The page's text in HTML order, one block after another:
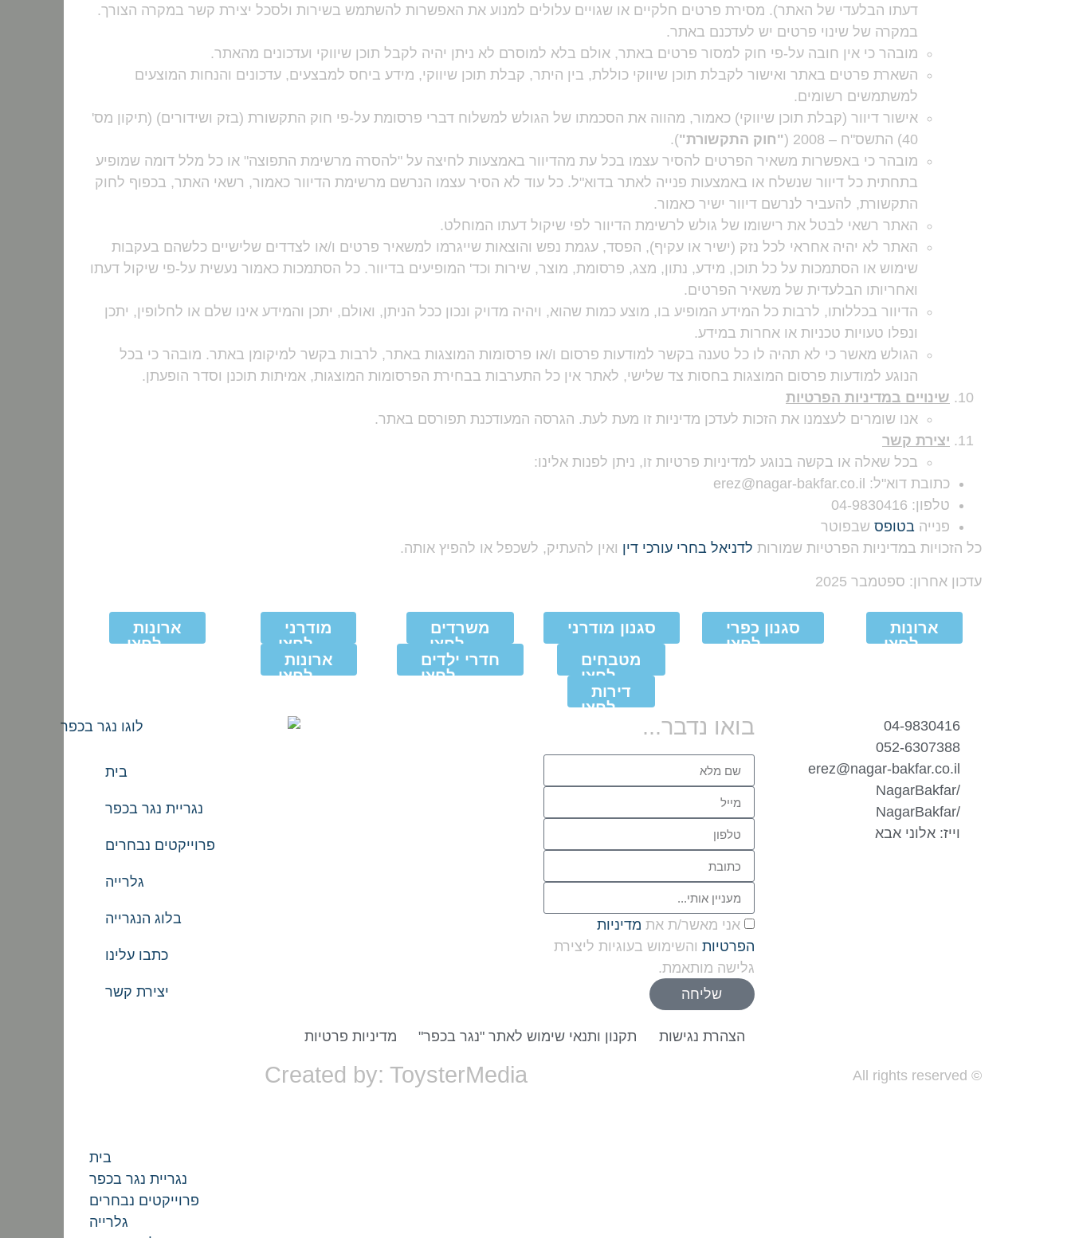
דעתו הבלעדי של האתר). מסירת פרטים חלקיים או שגויים עלולים למנוע את האפשרות להשתמש בשירות ולסכל יצירת קשר במקרה הצורך.
במקרה של שינוי פרטים יש לעדכנם באתר.
מובהר כי אין חובה על-פי חוק למסור פרטים באתר, אולם בלא למוסרם לא ניתן יהיה לקבל תוכן שיווקי ועדכונים מהאתר.
השארת פרטים באתר ואישור לקבלת תוכן שיווקי כוללת, בין היתר, קבלת תוכן שיווקי, מידע ביחס למבצעים, עדכונים והנחות המוצעים
למשתמשים רשומים.
אישור דיוור (קבלת תוכן שיווקי) כאמור, מהווה את הסכמתו של הגולש למשלוח דברי פרסומת על-פי חוק התקשורת (בזק ושידורים) (תיקון מס'
40) התשס"ח – 2008 (
"חוק התקשורת").
מובהר כי באפשרות משאיר הפרטים להסיר עצמו בכל עת מהדיוור באמצעות לחיצה על "להסרה מרשימת התפוצה" או כל מלל דומה שמופיע
בתחתית כל דיוור שנשלח או באמצעות פנייה לאתר בדוא"ל. כל עוד לא הסיר עצמו הנרשם מרשימת הדיוור כאמור, רשאי האתר, בכפוף לחוק
התקשורת, להעביר לנרשם דיוור ישיר כאמור.
האתר רשאי לבטל את רישומו של גולש לרשימת הדיוור לפי שיקול דעתו המוחלט.
האתר לא יהיה אחראי לכל נזק (ישיר או עקיף), הפסד, עגמת נפש והוצאות שייגרמו למשאיר פרטים ו/או לצדדים שלישיים כלשהם בעקבות
שימוש או הסתמכות על כל תוכן, מידע, נתון, מצג, פרסומת, מוצר, שירות וכד' המופיעים בדיוור. כל הסתמכות כאמור נעשית על-פי שיקול דעתו
ואחריותו הבלעדית של משאיר הפרטים.
הדיוור בכללותו, לרבות כל המידע המופיע בו, מוצע כמות שהוא, ויהיה מדויק ונכון ככל הניתן, ואולם, יתכן והמידע אינו שלם או לחלופין, יתכן
ונפלו טעויות טכניות או אחרות במידע.
הגולש מאשר כי לא תהיה לו כל טענה בקשר למודעות פרסום ו/או פרסומות המוצגות באתר, לרבות בקשר למיקומן באתר. מובהר כי בכל
הנוגע למודעות פרסום המוצגות בחסות צד שלישי, לאתר אין כל התערבות בבחירת הפרסומות המוצגות, אמיתות תוכנן וסדר הופעתן.
שינויים במדיניות הפרטיות
אנו שומרים לעצמנו את הזכות לעדכן מדיניות זו מעת לעת. הגרסה המעודכנת תפורסם באתר.
יצירת קשר
בכל שאלה או בקשה בנוגע למדיניות פרטיות זו, ניתן לפנות אלינו:
כתובת דוא"ל: erez@nagar-bakfar.co.il
טלפון: 04-9830416
פנייה בטופס שבפוטר
כל הזכויות במדיניות הפרטיות שמורות לדניאל בחרי עורכי דין ואין להעתיק, לשכפל או להפיץ אותה.
עדכון אחרון: ספטמבר 2025
ארונות
לחצו
סגנון כפרי
לחצו
סגנון מודרני
לחצו לצפייה
בעבודות
מטבחים
לחצו
לצפייה
בעבודות
דירות
לחצו
משרדים
לחצו
לצפייה
בעבודות
חדרי ילדים
לחצו
מודרני
לחצו
לצפייה
בעבודות
ארונות
לחצו
ארונות
לחצו
04-9830416
052-6307388
erez@nagar-bakfar.co.il
/NagarBakfar
/NagarBakfar
וייז: אלוני אבא
בואו נדבר...
אני מאשר/ת את מדיניות
הפרטיות והשימוש בעוגיות ליצירת
גלישה מותאמת.
שליחה
בית
נגריית נגר בכפר
פרוייקטים נבחרים
גלרייה
בלוג הנגרייה
כתבו עלינו
יצירת קשר
הצהרת נגישות תקנון ותנאי שימוש לאתר "נגר בכפר" מדיניות פרטיות
© All rights reserved
Created by: ToysterMedia
בית
נגריית נגר בכפר
פרוייקטים נבחרים
גלרייה